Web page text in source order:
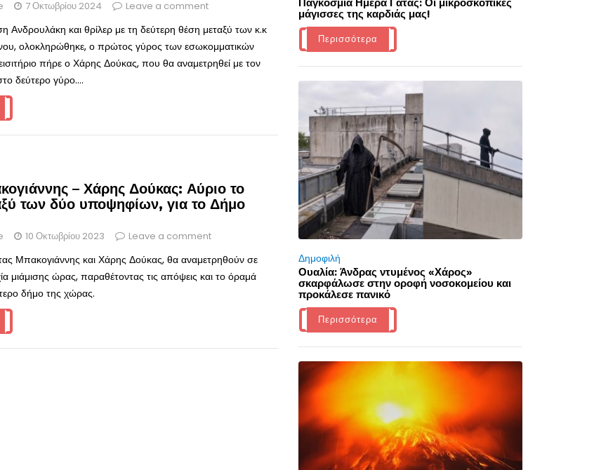
7 Οκτωβρίου 2024 Leave a comment
Ανδρουλάκη και θρίλερ με τη δεύτερη θέση μεταξύ των κ.κ
ολοκληρώθηκε, ο πρώτος γύρος των εσωκομματικών
πήρε ο Χάρης Δούκας, που θα αναμετρηθεί με τον
δεύτερο γύρο....
– Χάρης Δούκας: Αύριο το
των δύο υποψηφίων, για το Δήμο
10 Οκτωβρίου 2023 Leave a comment
Μπακογιάννης και Χάρης Δούκας, θα αναμετρηθούν σε
μιάμισης ώρας, παραθέτοντας τις απόψεις και το όραμά
δήμο της χώρας.
Παγκόσμια Ημέρα Γάτας: Οι μικροσκοπικές
μάγισσες της καρδιάς μας!
Περισσότερα
Δημοφιλή
Ουαλία: Άνδρας ντυμένος «Χάρος»
σκαρφάλωσε στην οροφή νοσοκομείου και
προκάλεσε πανικό
Περισσότερα